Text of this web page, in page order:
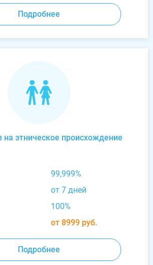
Подробнее
этническое происхождение
99,999%
от 7 дней
100%
от 8999 руб.
Подробнее